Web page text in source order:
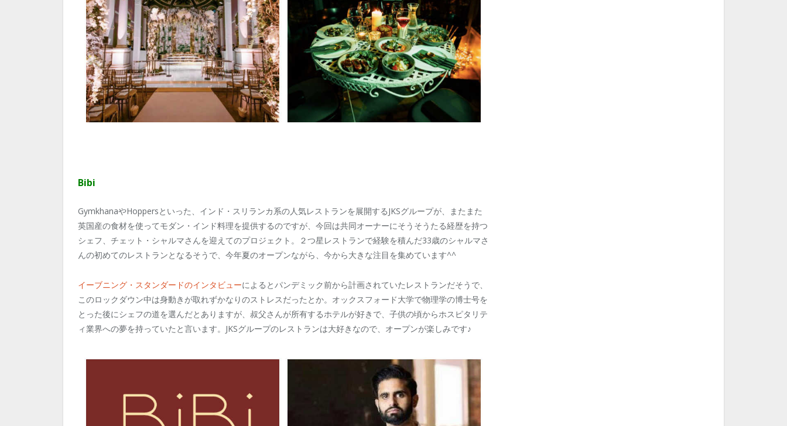
Bibi
GymkhanaやHoppersといった、インド・スリランカ系の人気レストランを展開するJKSグループが、またまた
英国産の食材を使ってモダン・インド料理を提供するのですが、今回は共同オーナーにそうそうたる経歴を持つ
シェフ、チェット・シャルマさんを迎えてのプロジェクト。２つ星レストランで経験を積んだ33歳のシャルマさ
んの初めてのレストランとなるそうで、今年夏のオープンながら、今から大きな注目を集めています^^
イーブニング・スタンダードのインタビューによるとパンデミック前から計画されていたレストランだそうで、
このロックダウン中は身動きが取れずかなりのストレスだったとか。オックスフォード大学で物理学の博士号を
とった後にシェフの道を選んだとありますが、叔父さんが所有するホテルが好きで、子供の頃からホスピタリテ
ィ業界への夢を持っていたと言います。JKSグループのレストランは大好きなので、オープンが楽しみです♪